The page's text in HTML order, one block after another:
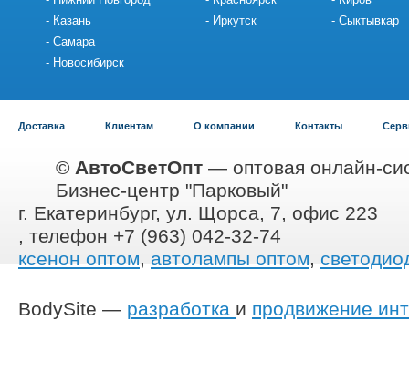
Казань
Самара
Новосибирск
Иркутск
Сыктывкар
Доставка Клиентам О компании Контакты
© АвтоСветОпт — оптовая онлайн-
Бизнес-центр "Парковый"
г. Екатеринбург, ул. Щорса, 7, офис 223
, телефон +7 (963) 042-32-74
ксенон оптом, автолампы оптом,
BodySite — разработка и продвижение